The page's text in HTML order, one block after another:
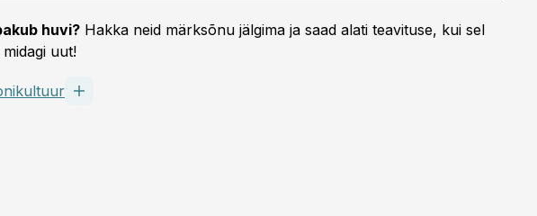
huvi? Hakka neid märksõnu jälgima ja saad alati teavituse, kui sel
uut!